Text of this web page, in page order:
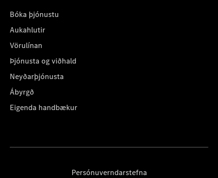
Bóka þjónustu
Aukahlutir
Vörulínan
Þjónusta og viðhald
Neyðarþjónusta
Ábyrgð
Eigenda handbækur
Persónuverndarstefna